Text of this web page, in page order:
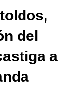
del
a